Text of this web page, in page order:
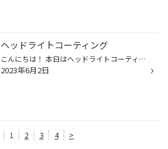
ヘッドライトコーティング
こんにちは！ 本日はヘッドライトコーティングの作業をしたので紹介します！ 車種はデミオです 下の画像はコーティング前の画像です ヘッドライトの上の辺りがだいぶ霞んでいます｡ﾟ(ﾟ´Д｀ﾟ)ﾟ｡ このヘッドライトを タイヤ館五所川原店でコーティングすると！ ここまでキレイになりました！＼(^ω^)／ ...
2023年6月2日
1 2 3 4 >